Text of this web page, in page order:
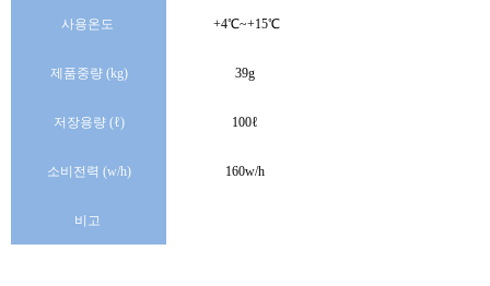
사용온도 +4℃~+15℃
제품중량(kg) 39g
저장용량(ℓ) 100ℓ
소비전력(w/h) 160w/h
​​​​​​​​비고